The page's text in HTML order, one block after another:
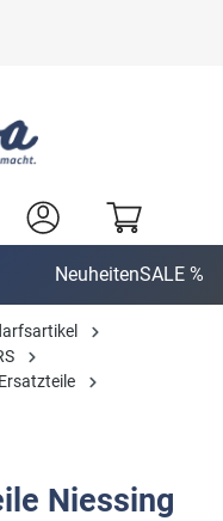
NeuheitenSALE %
Niessing